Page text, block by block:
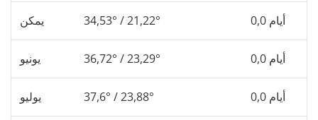
يمكن 34,53° / 21,22° 0,0 أيام
يونيو 36,72° / 23,29° 0,0 أيام
يوليو 37,6° / 23,88° 0,0 أيام